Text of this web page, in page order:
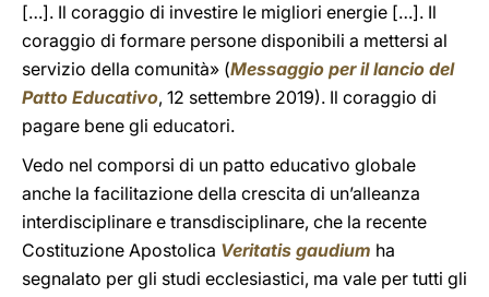
[…]. Il coraggio di investire le migliori energie […]. Il
coraggio di formare persone disponibili a mettersi al
servizio della comunità» (Messaggio per il lancio del
Patto Educativo, 12 settembre 2019). Il coraggio di
pagare bene gli educatori.
Vedo nel comporsi di un patto educativo globale
anche la facilitazione della crescita di un’alleanza
interdisciplinare e transdisciplinare, che la recente
Costituzione Apostolica Veritatis gaudium ha
segnalato per gli studi ecclesiastici, ma vale per tutti gli